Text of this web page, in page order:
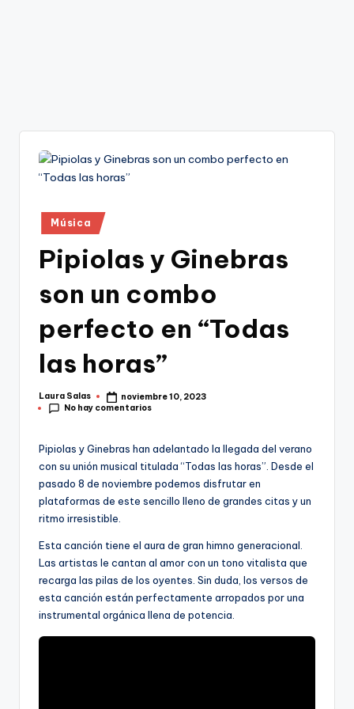
Publicado
en
Música
Pipiolas y Ginebras
son un combo
perfecto en “Todas
las horas”
Publicado
por
Laura Salas
noviembre 10, 2023
No hay comentarios
Pipiolas y Ginebras han adelantado la llegada del verano
con su unión musical titulada “Todas las horas”. Desde el
pasado 8 de noviembre podemos disfrutar en
plataformas de este sencillo lleno de grandes citas y un
ritmo irresistible.
Esta canción tiene el aura de gran himno generacional.
Las artistas le cantan al amor con un tono vitalista que
recarga las pilas de los oyentes. Sin duda, los versos de
esta canción están perfectamente arropados por una
instrumental orgánica llena de potencia.